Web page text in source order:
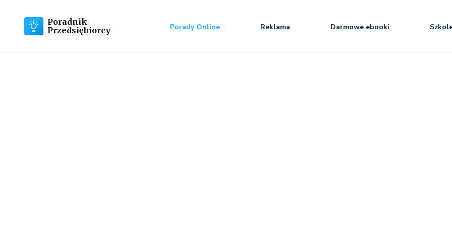
Poradnik
Przedsiębiorcy
Porady Online Reklama Darmowe ebooki